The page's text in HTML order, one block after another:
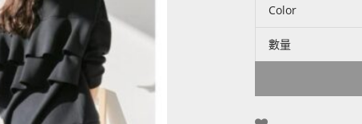
Color
數量